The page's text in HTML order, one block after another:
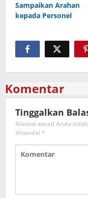
Sampaikan Arahan
kepada Personel
Komentar
Tinggalkan
Alamat email Anda
ditandai *